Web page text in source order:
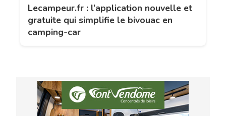
Lecampeur.fr : l’application nouvelle et
gratuite qui simplifie le bivouac en
camping-car